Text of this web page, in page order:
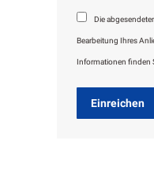
Die
Bearbeitung Ihres
Informationen finden
Einreichen